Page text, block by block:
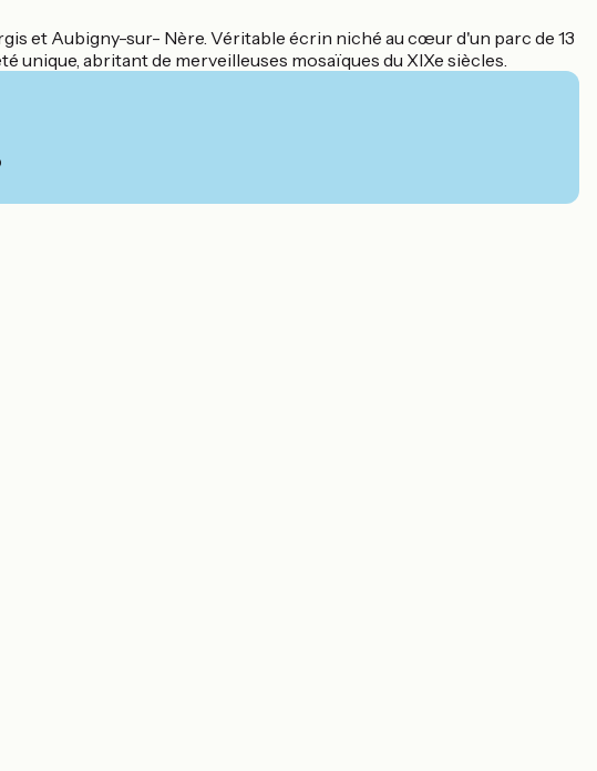
et Aubigny-sur- Nère. Véritable écrin niché au cœur d'un parc de 13
unique, abritant de merveilleuses mosaïques du XIXe siècles.